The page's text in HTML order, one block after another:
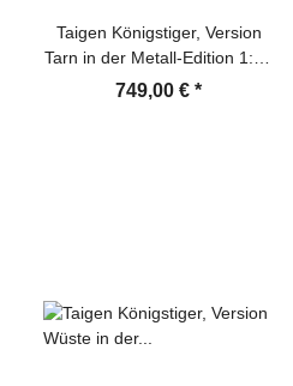
Taigen Königstiger, Version
Tarn in der Metall-Edition 1:16
mit BB-Einheit und
749,00 € *